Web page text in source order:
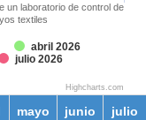
abril 2026
julio 2026
un laboratorio de control de
textiles
Highcharts.com
mayo
junio
julio